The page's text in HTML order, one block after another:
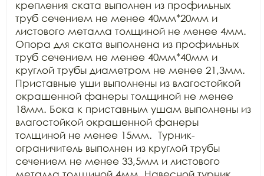
крепления ската выполнен из профильных
труб сечением не менее 40мм*20мм и
листового металла толщиной не менее 4мм.
Опора для ската выполнена из профильных
труб сечением не менее 40мм*40мм и
круглой трубы диаметром не менее 21,3мм.
Приставные уши выполнены из влагостойкой
окрашенной фанеры толщиной не менее
18мм. Бока к приставным ушам выполнены из
влагостойкой окрашенной фанеры
толщиной не менее 15мм.  Турник-
ограничитель выполнен из круглой трубы
сечением не менее 33,5мм и листового